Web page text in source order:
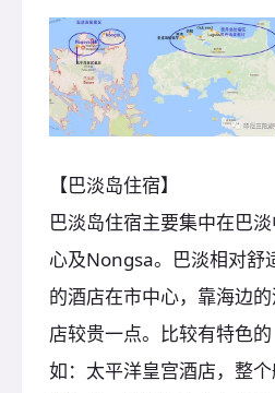
【巴淡岛住宿】
巴淡岛住宿主要集中在巴
心及Nongsa。巴淡相对舒
的酒店在市中心，靠海边
店较贵一点。比较有特色的
如：太平洋皇宫酒店，整